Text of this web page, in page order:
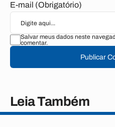
E-mail (Obrigatório)
Salvar meus dados neste
comentar.
Publicar
Leia Também